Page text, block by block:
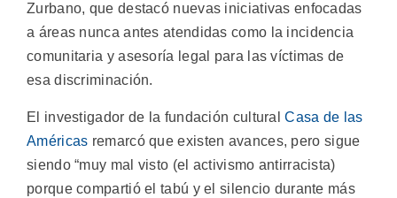
Zurbano, que destacó nuevas iniciativas enfocadas
a áreas nunca antes atendidas como la incidencia
comunitaria y asesoría legal para las víctimas de
esa discriminación.
El investigador de la fundación culturalCasa de las
Américas remarcó que existen avances, pero sigue
siendo “muy mal visto (el activismo antirracista)
porque compartió el tabú y el silencio durante más